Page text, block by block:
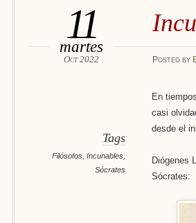
11
martes
Oct 2022 Posted by
Tags
Filósofos ,Incunables
Sócrates
En
casi
desde el
Diógenes
Sócrates: